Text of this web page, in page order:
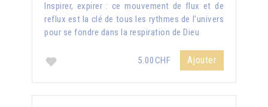
Inspirer, expirer : ce mouvement de flux et de
reflux est la clé de tous les rythmes de l'univers
pour se fondre dans la respiration de Dieu
5.00CHF Ajouter